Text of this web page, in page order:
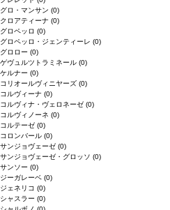
グロ・マンサン (0)
クロアティーナ (0)
グロペッロ (0)
グロペッロ・ジェンティーレ (0)
グロロー (0)
ゲヴュルツトラミネール (0)
ケルナー (0)
コリオールヴィニヤーズ (0)
コルヴィーナ (0)
コルヴィナ・ヴェロネーゼ (0)
コルヴィノーネ (0)
コルテーゼ (0)
コロンバール (0)
サンジョヴェーゼ (0)
サンジョヴェーゼ・グロッソ (0)
サンソー (0)
ジーガレーベ (0)
ジェネリコ (0)
シャスラー (0)